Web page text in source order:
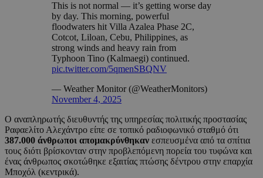
This is not normal — it’s getting worse day
by day. This morning, powerful
floodwaters hit Villa Azalea Phase 2C,
Cotcot, Liloan, Cebu, Philippines, as
strong winds and heavy rain from
Typhoon Tino (Kalmaegi) continued.
pic.twitter.com/5qmenSBQNV
— Weather Monitor (@WeatherMonitors)
November 4, 2025
Ο αναπληρωτής διευθυντής της υπηρεσίας πολιτικής προστασίας
Ραφαελίτο Αλεχάντρο είπε σε τοπικό ραδιοφωνικό σταθμό ότι
387.000 άνθρωποι απομακρύνθηκαν εσπευσμένα από τα σπίτια
τους διότι βρίσκονταν στην προβλεπόμενη πορεία του τυφώνα και
ένας άνθρωπος σκοτώθηκε εξαιτίας πτώσης δέντρου στην επαρχία
Μποχόλ (κεντρικά).